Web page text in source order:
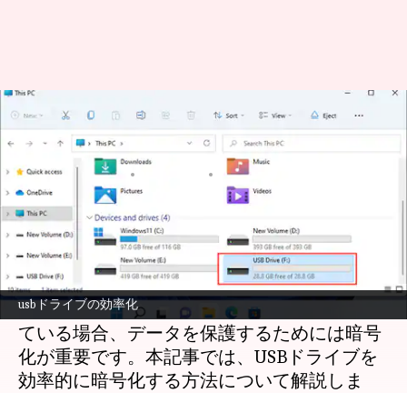
usbドライブの効率化
Usbドライブを効率的に暗号化
する方法
著者 Keito Komeda 03:48 pm
どんな話なの
USBドライブは、データの持ち運びやバック
アップに便利ですが、セキュリティの観点か
らは注意が必要です。特にWindowsを使用し
ている場合、データを保護するためには暗号
化が重要です。本記事では、USBドライブを
効率的に暗号化する方法について解説しま